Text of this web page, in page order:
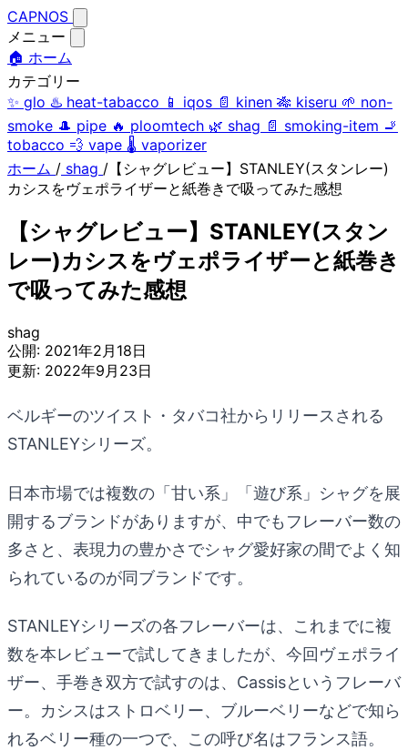
CAPNOS
メニュー
🏠 ホーム
カテゴリー
✨ glo ♨️ heat-tabacco 📱 iqos 📄 kinen 🎋 kiseru 🌱 non-
smoke 🎩 pipe 🔥 ploomtech 🌿 shag 📄 smoking-item 🚬
tobacco 💨 vape 🌡️ vaporizer
ホーム / shag / 【シャグレビュー】STANLEY(スタンレー)
カシスをヴェポライザーと紙巻きで吸ってみた感想
【シャグレビュー】STANLEY(スタン
レー)カシスをヴェポライザーと紙巻き
で吸ってみた感想
shag
公開: 2021年2月18日
更新: 2022年9月23日
ベルギーのツイスト・タバコ社からリリースされる
STANLEYシリーズ。
日本市場では複数の「甘い系」「遊び系」シャグを展
開するブランドがありますが、中でもフレーバー数の
多さと、表現力の豊かさでシャグ愛好家の間でよく知
られているのが同ブランドです。
STANLEYシリーズの各フレーバーは、これまでに複
数を本レビューで試してきましたが、今回ヴェポライ
ザー、手巻き双方で試すのは、Cassisというフレーバ
ー。カシスはストロベリー、ブルーベリーなどで知ら
れるベリー種の一つで、この呼び名はフランス語。